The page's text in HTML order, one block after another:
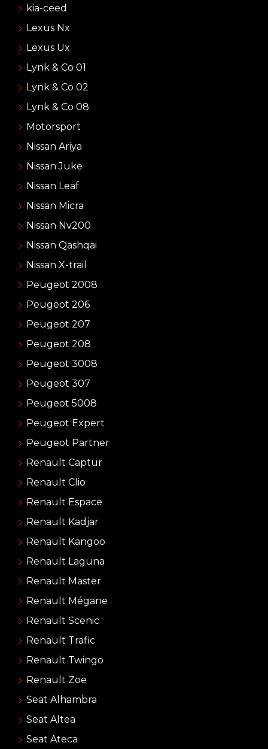
kia-ceed
Lexus Nx
Lexus Ux
Lynk & Co 01
Lynk & Co 02
Lynk & Co 08
Motorsport
Nissan Ariya
Nissan Juke
Nissan Leaf
Nissan Micra
Nissan Nv200
Nissan Qashqai
Nissan X-trail
Peugeot 2008
Peugeot 206
Peugeot 207
Peugeot 208
Peugeot 3008
Peugeot 307
Peugeot 5008
Peugeot Expert
Peugeot Partner
Renault Captur
Renault Clio
Renault Espace
Renault Kadjar
Renault Kangoo
Renault Laguna
Renault Master
Renault Mégane
Renault Scenic
Renault Trafic
Renault Twingo
Renault Zoe
Seat Alhambra
Seat Altea
Seat Ateca